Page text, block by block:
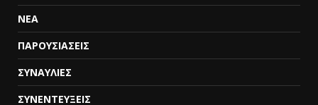
ΝΕΑ
ΠΑΡΟΥΣΙΑΣΕΙΣ
ΣΥΝΑΥΛΙΕΣ
ΣΥΝΕΝΤΕΥΞΕΙΣ